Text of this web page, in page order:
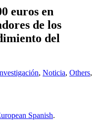
euros en
de los
del
, Noticia, Others,
Spanish.